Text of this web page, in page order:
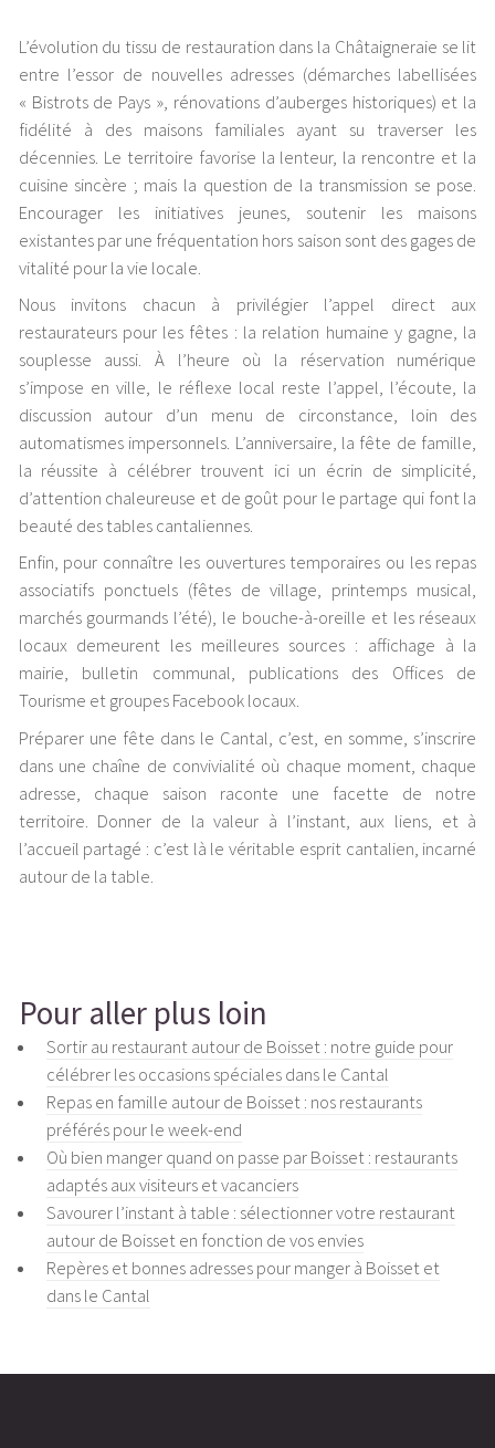
L’évolution du tissu de restauration dans la Châtaigneraie se lit
entre l’essor de nouvelles adresses (démarches labellisées
« Bistrots de Pays », rénovations d’auberges historiques) et la
fidélité à des maisons familiales ayant su traverser les
décennies. Le territoire favorise la lenteur, la rencontre et la
cuisine sincère ; mais la question de la transmission se pose.
Encourager les initiatives jeunes, soutenir les maisons
existantes par une fréquentation hors saison sont des gages de
vitalité pour la vie locale.
Nous invitons chacun à privilégier l’appel direct aux
restaurateurs pour les fêtes : la relation humaine y gagne, la
souplesse aussi. À l’heure où la réservation numérique
s’impose en ville, le réflexe local reste l’appel, l’écoute, la
discussion autour d’un menu de circonstance, loin des
automatismes impersonnels. L’anniversaire, la fête de famille,
la réussite à célébrer trouvent ici un écrin de simplicité,
d’attention chaleureuse et de goût pour le partage qui font la
beauté des tables cantaliennes.
Enfin, pour connaître les ouvertures temporaires ou les repas
associatifs ponctuels (fêtes de village, printemps musical,
marchés gourmands l’été), le bouche-à-oreille et les réseaux
locaux demeurent les meilleures sources : affichage à la
mairie, bulletin communal, publications des Offices de
Tourisme et groupes Facebook locaux.
Préparer une fête dans le Cantal, c’est, en somme, s’inscrire
dans une chaîne de convivialité où chaque moment, chaque
adresse, chaque saison raconte une facette de notre
territoire. Donner de la valeur à l’instant, aux liens, et à
l’accueil partagé : c’est là le véritable esprit cantalien, incarné
autour de la table.
Pour aller plus loin
Sortir au restaurant autour de Boisset : notre guide pour
célébrer les occasions spéciales dans le Cantal
Repas en famille autour de Boisset : nos restaurants
préférés pour le week-end
Où bien manger quand on passe par Boisset : restaurants
adaptés aux visiteurs et vacanciers
Savourer l’instant à table : sélectionner votre restaurant
autour de Boisset en fonction de vos envies
Repères et bonnes adresses pour manger à Boisset et
dans le Cantal